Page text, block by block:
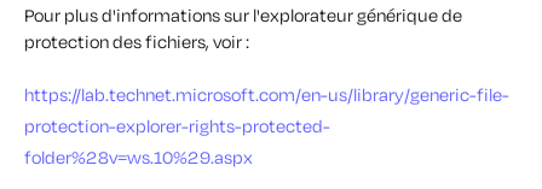
Pour plus d'informations sur l'explorateur générique de
protection des fichiers, voir :
https://lab.technet.microsoft.com/en-us/library/generic-file-
protection-explorer-rights-protected-
folder%28v=ws.10%29.aspx